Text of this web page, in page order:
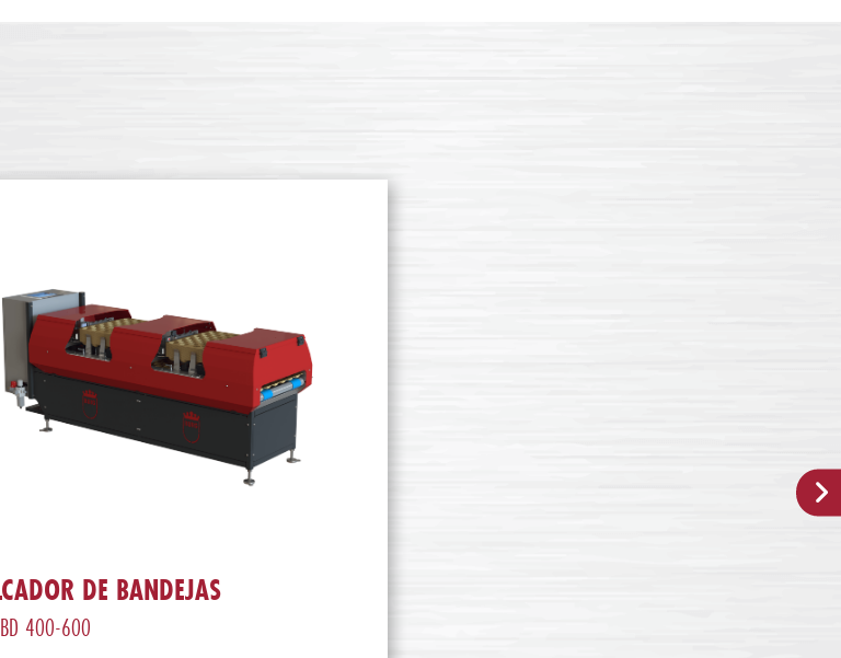
DE BANDEJAS
400-600